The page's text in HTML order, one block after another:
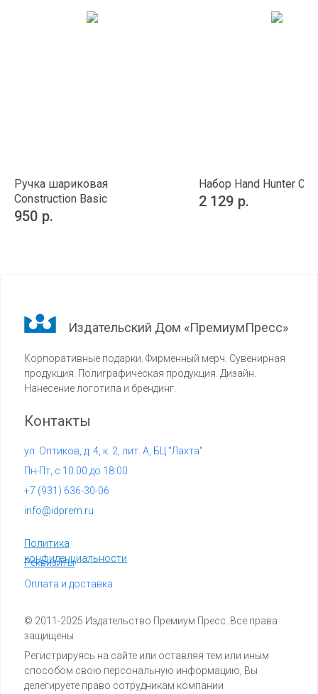
Ручка шариковая
Construction Basic
950 р.
Набор Hand Hunter
2 129 р.
© 2011-2025 Издательство Премиум Пресс. Все права
защищены
Издательский Дом «ПремиумПресс»
Корпоративные подарки. Фирменный мерч. Сувенирная
продукция. Полиграфическая продукция. Дизайн.
Нанесение логотипа и брендинг.
Регистрируясь на сайте или оставляя тем или иным
способом свою персональную информацию, Вы
делегируете право сотрудникам компании
info@idprem.ru
Контакты
Политика
конфиденциальности
+7 (931) 636-30-06
Реквизиты
ул. Оптиков, д. 4, к. 2, лит. А, БЦ "Лахта"
Оплата и доставка
Пн-Пт, с 10:00 до 18:00